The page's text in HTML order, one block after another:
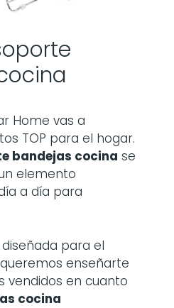
Home vas a
TOP para el hogar.
bandejas cocina se
elemento
a día para
para el
enseñarte
vendidos en cuanto
cocina